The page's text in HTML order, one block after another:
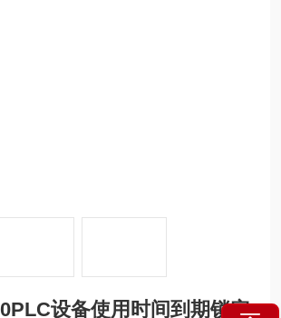
设备使用时间到期锁定